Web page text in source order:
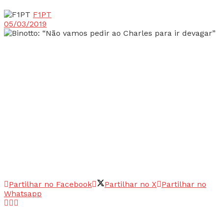
F1PT
05/03/2019
Partilhar no Facebook Partilhar no X
Partilhar no
Whatsapp